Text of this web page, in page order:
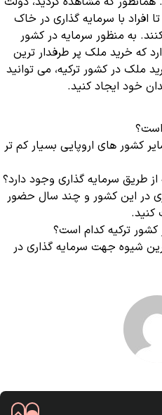
افراد با سرمایه گذاری در خاک
به منظور سرمایه در کشور
که خرید ملک پر طرفدار ترین
ملک در کشور ترکیه، می توانید
خود ایجاد کنید‌‌.
است؟
کشور های اروپایی بسیار کم تر
طریق سرمایه گذاری وجود دارد؟
در این کشور و چند سال حضور
کنید.
ترکیه کدام است؟
شیوه جهت سرمایه گذاری در